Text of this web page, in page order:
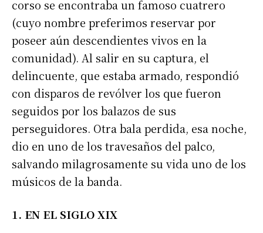
corso se encontraba un famoso cuatrero
(cuyo nombre preferimos reservar por
poseer aún descendientes vivos en la
comunidad). Al salir en su captura, el
delincuente, que estaba armado, respondió
con disparos de revólver los que fueron
seguidos por los balazos de sus
perseguidores. Otra bala perdida, esa noche,
dio en uno de los travesaños del palco,
salvando milagrosamente su vida uno de los
músicos de la banda.
1. EN EL SIGLO XIX